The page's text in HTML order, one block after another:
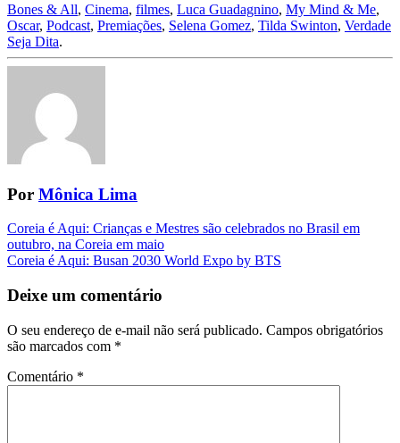
Bones & All, Cinema, filmes, Luca Guadagnino, My Mind & Me,
Oscar, Podcast, Premiações, Selena Gomez, Tilda Swinton, Verdade
Seja Dita.
Por Mônica Lima
Navegação
da
Coreia é Aqui: Crianças e Mestres são celebrados no Brasil em
outubro, na Coreia em maio
Coreia é Aqui: Busan 2030 World Expo by BTS
Deixe um comentário
O seu endereço de e-mail não será publicado. Campos obrigatórios
são marcados com *
Comentário *